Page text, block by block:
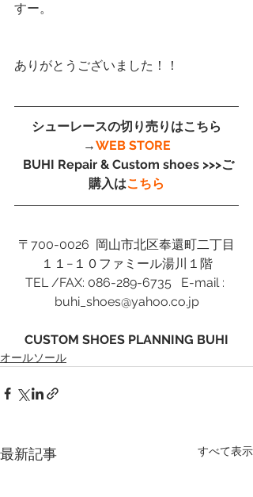
すー。
ありがとうございました！！
シューレースの切り売りはこちら
→WEB STORE
購入はこちら
〒700-0026  岡山市北区奉還町二丁目
１１−１０ファミール湯川１階
TEL /FAX: 086-289-6735   E-mail :
buhi_shoes@yahoo.co.jp
CUSTOM SHOES PLANNING BUHI
オールソール
最新記事 すべて表示